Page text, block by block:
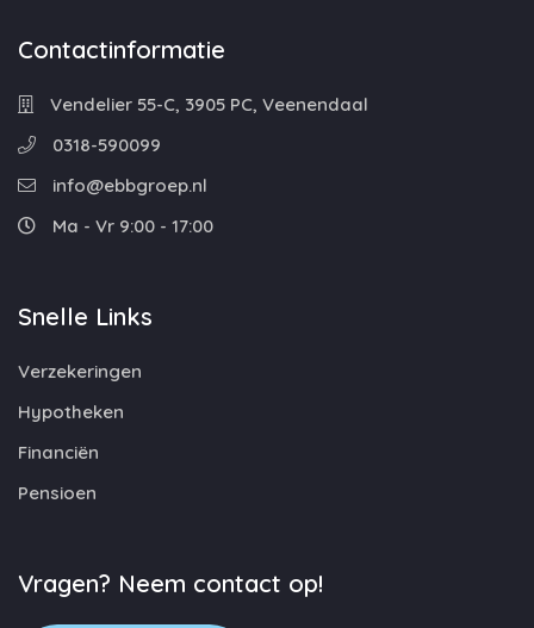
Contactinformatie
Vendelier 55-C, 3905 PC, Veenendaal
0318-590099
info@ebbgroep.nl
Ma - Vr 9:00 - 17:00
Snelle Links
Verzekeringen
Hypotheken
Financiën
Pensioen
Vragen? Neem contact op!